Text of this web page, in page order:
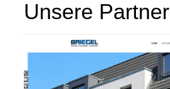
Unsere Partner